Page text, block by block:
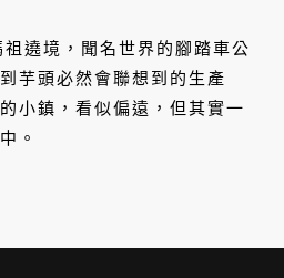
遶境，聞名世界的腳踏車公
芋頭必然會聯想到的生產
小鎮，看似偏遠，但其實一
。